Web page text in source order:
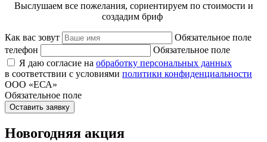
Выслушаем все пожелания, сориентируем по стоимости и
создадим бриф
Как вас зовут
Обязательное поле
телефон
Обязательное поле
Я даю согласие на обработку персональных данных
в соответствии с условиями политики конфиденциальности
ООО «ЕСА»
Обязательное поле
Оставить заявку
Новогодняя акция